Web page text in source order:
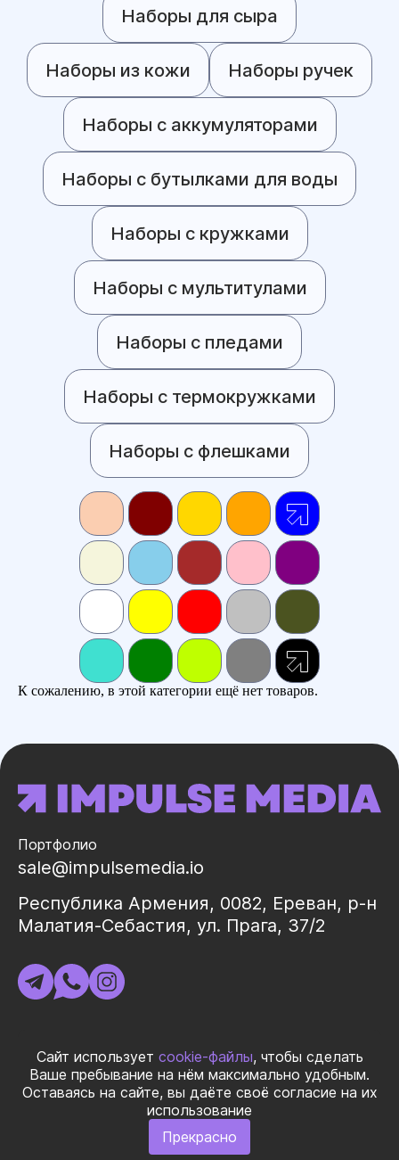
Наборы для сыра
Наборы из кожи Наборы ручек
Наборы с аккумуляторами
Наборы с бутылками для воды
Наборы с кружками
Наборы с мультитулами
Наборы с пледами
Наборы с термокружками
Наборы с флешками
К сожалению, в этой категории ещё нет товаров.
Портфолио
sale@impulsemedia.io
Республика Армения, 0082, Ереван, р-н
Малатия-Себастия, ул. Прага, 37/2
© 2026 ООО «ИМПУЛЬС МЕДИА ГЛОБАЛ» Все права
Правила использования материалов
Сайт использует cookie-файлы, чтобы сделать
Ваше пребывание на нём максимально удобным.
Оставаясь на сайте, вы даёте своё согласие на их
использование
Прекрасно